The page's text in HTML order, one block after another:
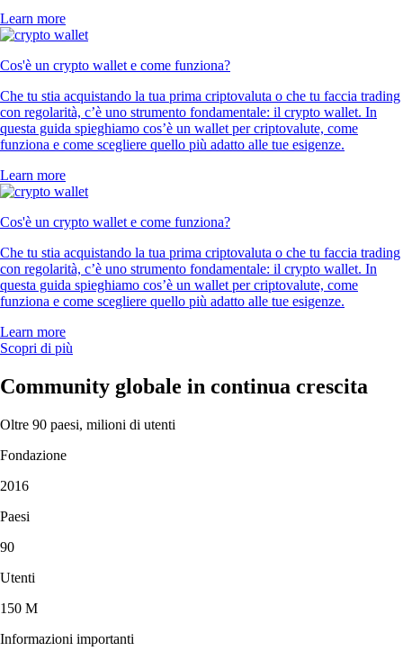
Learn more
Cos'è un crypto wallet e come funziona?
Che tu stia acquistando la tua prima criptovaluta o che tu faccia trading
con regolarità, c’è uno strumento fondamentale: il crypto wallet. In
questa guida spieghiamo cos’è un wallet per criptovalute, come
funziona e come scegliere quello più adatto alle tue esigenze.
Learn more
Cos'è un crypto wallet e come funziona?
Che tu stia acquistando la tua prima criptovaluta o che tu faccia trading
con regolarità, c’è uno strumento fondamentale: il crypto wallet. In
questa guida spieghiamo cos’è un wallet per criptovalute, come
funziona e come scegliere quello più adatto alle tue esigenze.
Learn more
Scopri di più
Community globale in continua crescita
Oltre 90 paesi, milioni di utenti
Fondazione
2016
Paesi
90
Utenti
150 M
Informazioni importanti